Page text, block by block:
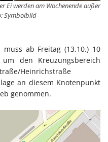
Ei werden am Wochenende außer
Symbolbild
ab Freitag (13.10.) 10
den Kreuzungsbereich
Heinrichstraße
an diesem Knotenpunkt
genommen.